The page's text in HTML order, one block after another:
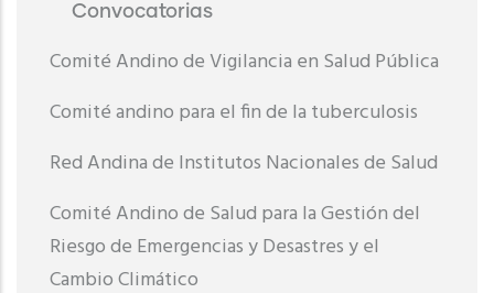
Convocatorias
Comité Andino de Vigilancia en Salud Pública
Comité andino para el fin de la tuberculosis
Red Andina de Institutos Nacionales de Salud
Comité Andino de Salud para la Gestión del
Riesgo de Emergencias y Desastres y el
Cambio Climático